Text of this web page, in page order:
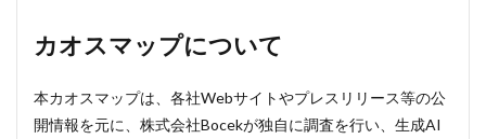
ップ
につ
2
カオ
カオスマップについて
本カオスマップは、各社Webサイトやプレスリリース等の公
開情報を元に、株式会社Bocekが独自に調査を行い、生成AI